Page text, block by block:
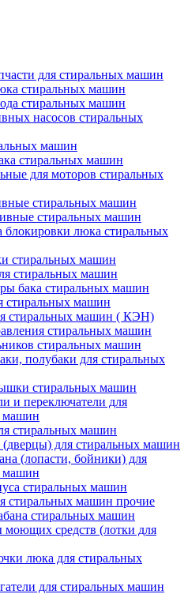
для стиральных машин
стиральных машин
стиральных машин
насосов стиральных
машин
стиральных машин
для моторов стиральных
стиральных машин
стиральных машин
блокировки люка стиральных
стиральных машин
стиральных машин
бака стиральных машин
стиральных машин
стиральных машин ( КЭН)
стиральных машин
стиральных машин
полубаки для стиральных
стиральных машин
и переключатели для
машин
стиральных машин
для стиральных машин
(лопасти, бойники) для
машин
стиральных машин
стиральных машин прочие
стиральных машин
моющих средств (лотки для
люка для стиральных
для стиральных машин